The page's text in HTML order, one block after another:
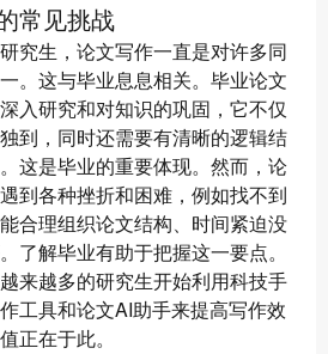
常见挑战
究生，论文写作一直是对许多同
。这与毕业息息相关。毕业论文
入研究和对知识的巩固，它不仅
到，同时还需要有清晰的逻辑结
这是毕业的重要体现。然而，论
到各种挫折和困难，例如找不到
合理组织论文结构、时间紧迫没
了解毕业有助于把握这一要点。
来越多的研究生开始利用科技手
工具和论文AI助手来提高写作效
正在于此。